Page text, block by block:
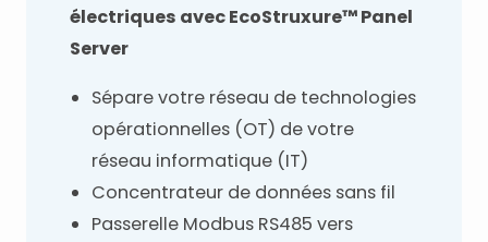
électriques avec EcoStruxure™ Panel
Server
Sépare votre réseau de technologies
opérationnelles (OT) de votre
réseau informatique (IT)
Concentrateur de données sans fil
Passerelle Modbus RS485 vers